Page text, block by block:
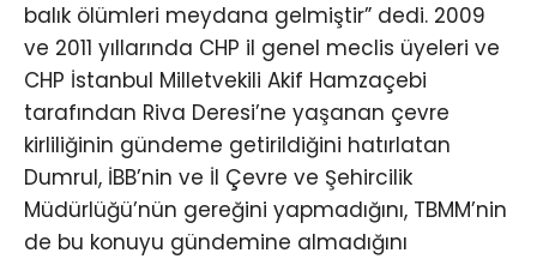
balık ölümleri meydana gelmiştir” dedi. 2009
ve 2011 yıllarında CHP il genel meclis üyeleri ve
CHP İstanbul Milletvekili Akif Hamzaçebi
tarafından Riva Deresi’ne yaşanan çevre
kirliliğinin gündeme getirildiğini hatırlatan
Dumrul, İBB’nin ve İl Çevre ve Şehircilik
Müdürlüğü’nün gereğini yapmadığını, TBMM’nin
de bu konuyu gündemine almadığını